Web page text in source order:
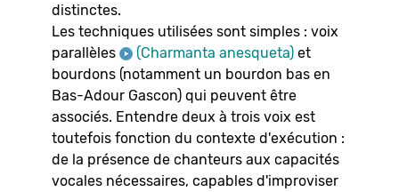
distinctes.
Les techniques utilisées sont simples : voix
parallèles
(Charmanta anesqueta) et
bourdons (notamment un bourdon bas en
Bas-Adour Gascon) qui peuvent être
associés. Entendre deux à trois voix est
toutefois fonction du contexte d'exécution :
de la présence de chanteurs aux capacités
vocales nécessaires, capables d'improviser